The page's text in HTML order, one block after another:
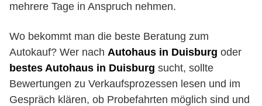
mehrere Tage in Anspruch nehmen.
Wo bekommt man die beste Beratung zum
Autokauf? Wer nach Autohaus in Duisburg oder
bestes Autohaus in Duisburg sucht, sollte
Bewertungen zu Verkaufsprozessen lesen und im
Gespräch klären, ob Probefahrten möglich sind und